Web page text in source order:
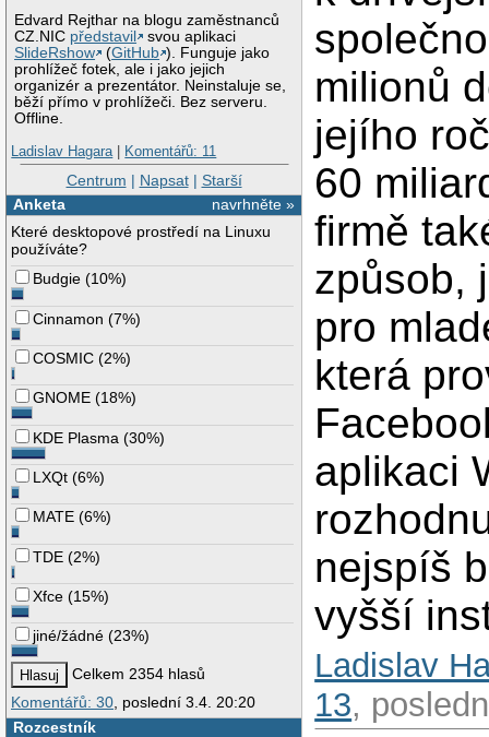
Edvard Rejthar na blogu zaměstnanců
CZ.NIC představil
svou aplikaci
SlideRshow
(GitHub ). Funguje jako
prohlížeč fotek, ale i jako jejich
organizér a prezentátor. Neinstaluje se,
běží přímo v prohlížeči. Bez serveru.
Offline.
Ladislav Hagara| Komentářů: 11
Centrum | Napsat| Starší
navrhněte »
Anketa
Které desktopové prostředí na Linuxu
používáte?
Budgie (10%)
Cinnamon (7%)
COSMIC (2%)
GNOME (18%)
KDE Plasma (30%)
LXQt (6%)
MATE (6%)
TDE (2%)
Xfce (15%)
jiné/žádné (23%)
Celkem 2354 hlasů
Komentářů: 30 , poslední 3.4. 20:20
Rozcestník
milionů
jejího
60
firmě
způsob,
pro
která
aplikaci
nejspíš
vyšší
Ladislav
13,